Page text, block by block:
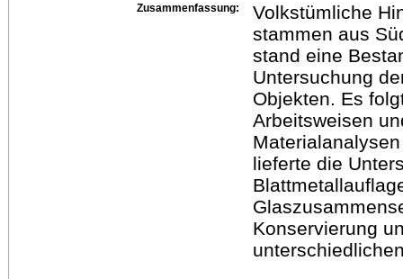
Zusammenfassung:
Volkstümliche
stammen aus
stand eine
Untersuchung
Objekten. Es
Arbeitsweisen
lieferte die
Konservierung